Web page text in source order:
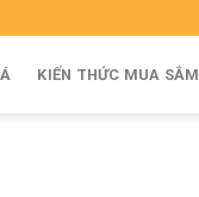
KIẾN THỨC MUA SẮM